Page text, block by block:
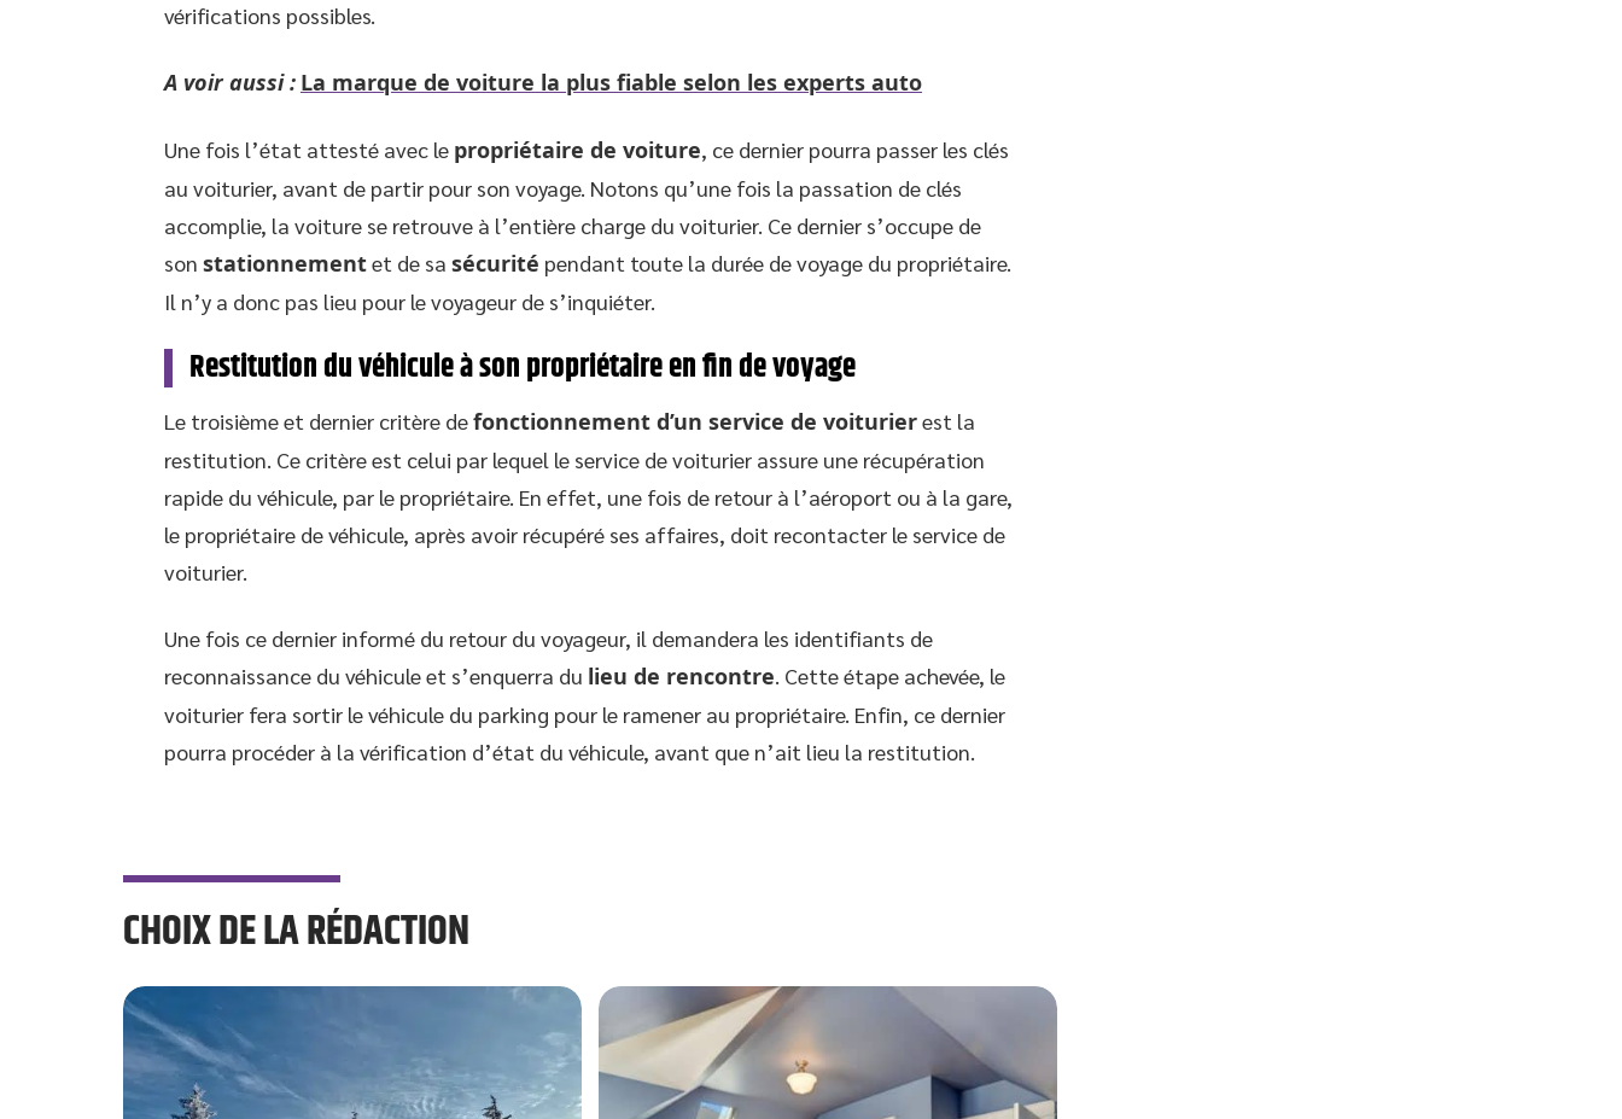
vérifications possibles.
A voir aussi : La marque de voiture la plus fiable selon les experts auto
Une fois l’état attesté avec le propriétaire de voiture, ce dernier pourra passer les clés
au voiturier, avant de partir pour son voyage. Notons qu’une fois la passation de clés
accomplie, la voiture se retrouve à l’entière charge du voiturier. Ce dernier s’occupe de
son stationnementet de sa sécurité pendant toute la durée de voyage du propriétaire.
Il n’y a donc pas lieu pour le voyageur de s’inquiéter.
Restitution du véhicule à son propriétaire en fin de voyage
Le troisième et dernier critère defonctionnement d’un service de voiturierest la
restitution. Ce critère est celui par lequel le service de voiturier assure une récupération
rapide du véhicule, par le propriétaire. En effet, une fois de retour à l’aéroport ou à la gare,
le propriétaire de véhicule, après avoir récupéré ses affaires, doit recontacter le service de
voiturier.
Une fois ce dernier informé du retour du voyageur, il demandera les identifiants de
reconnaissance du véhicule et s’enquerra du lieu de rencontre. Cette étape achevée, le
voiturier fera sortir le véhicule du parking pour le ramener au propriétaire. Enfin, ce dernier
pourra procéder à la vérification d’état du véhicule, avant que n’ait lieu la restitution.
CHOIX DE LA RÉDACTION